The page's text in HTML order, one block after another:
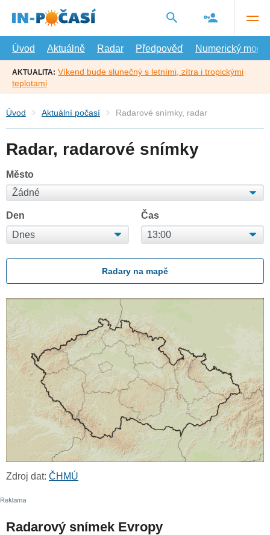
hlavní
Úvod
Aktuálně Radar Předpověď Numerický model
AKTUALITA: Víkend bude slunečný s letními, zítra i tropickými
teplotami
Úvod Aktuální počasí Radarové snímky, radar
Radar, radarové snímky
Město
Den Čas
Radary na mapě
Zdroj dat: ČHMÚ
Radarový snímek Evropy